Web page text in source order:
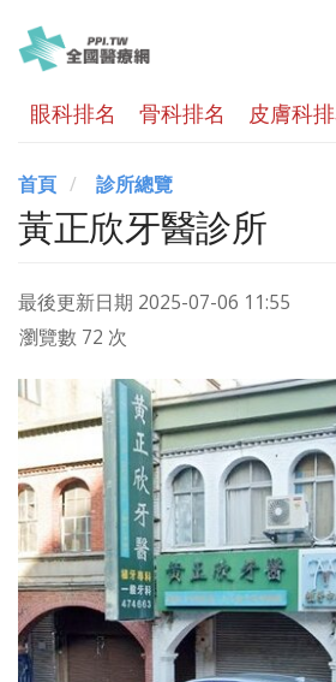
眼科排名 骨科排名 皮膚科
首頁 診所總覽
黃正欣牙醫診所
最後更新日期 2025-07-06 11:55
瀏覽數 72 次